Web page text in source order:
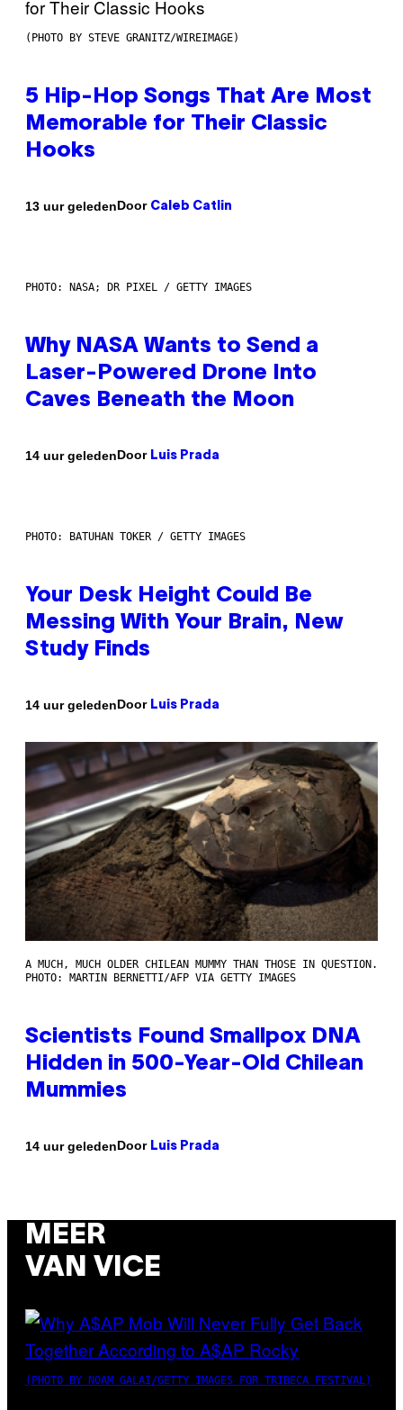
(PHOTO BY STEVE GRANITZ/WIREIMAGE)
5 Hip-Hop Songs That Are Most
Memorable for Their Classic
Hooks
13 uur geledenDoor Caleb Catlin
PHOTO: NASA; DR PIXEL / GETTY IMAGES
Why NASA Wants to Send a
Laser-Powered Drone Into
Caves Beneath the Moon
14 uur geledenDoor Luis Prada
PHOTO: BATUHAN TOKER / GETTY IMAGES
Your Desk Height Could Be
Messing With Your Brain, New
Study Finds
14 uur geledenDoor Luis Prada
A MUCH, MUCH OLDER CHILEAN MUMMY THAN THOSE IN QUESTION.
PHOTO: MARTIN BERNETTI/AFP VIA GETTY IMAGES
Scientists Found Smallpox DNA
Hidden in 500-Year-Old Chilean
Mummies
14 uur geledenDoor Luis Prada
MEER
VAN VICE
(PHOTO BY NOAM GALAI/GETTY IMAGES FOR TRIBECA FESTIVAL)